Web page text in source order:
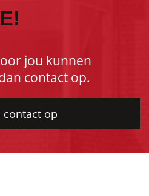
jou kunnen
contact op.
contact op